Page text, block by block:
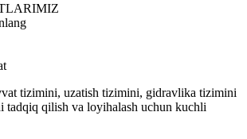
tizimini, uzatish tizimini, gidravlika tizimini
tadqiq qilish va loyihalash uchun kuchli